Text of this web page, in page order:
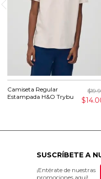
Camiseta Regular
Estampada H&O Trybu
SUSCRÍBETE A
¡Entérate de nuestras
promociones aquí!